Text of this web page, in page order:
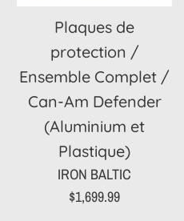
Plaques de
protection /
Ensemble Complet /
Can-Am Defender
(Aluminium et
Plastique)
IRON BALTIC
Prix
$1,699.99